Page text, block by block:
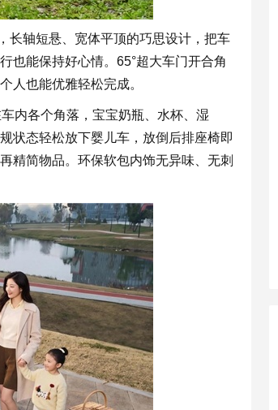
长轴短悬、宽体平顶的巧思设计，把车
也能保持好心情。65°超大车门开合角
人也能优雅轻松完成。
内各个角落，宝宝奶瓶、水杯、湿
状态轻松放下婴儿车，放倒后排座椅即
精简物品。环保软包内饰无异味、无刺